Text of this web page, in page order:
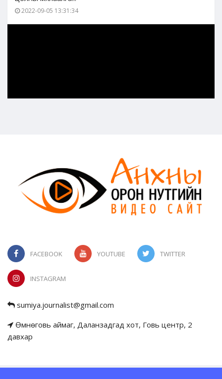
2022-09-05 13:31:34
FACEBOOK YOUTUBE TWITTER
INSTAGRAM
sumiya.journalist@gmail.com
Өмнөговь аймаг, Даланзадгад хот, Говь центр, 2
давхар